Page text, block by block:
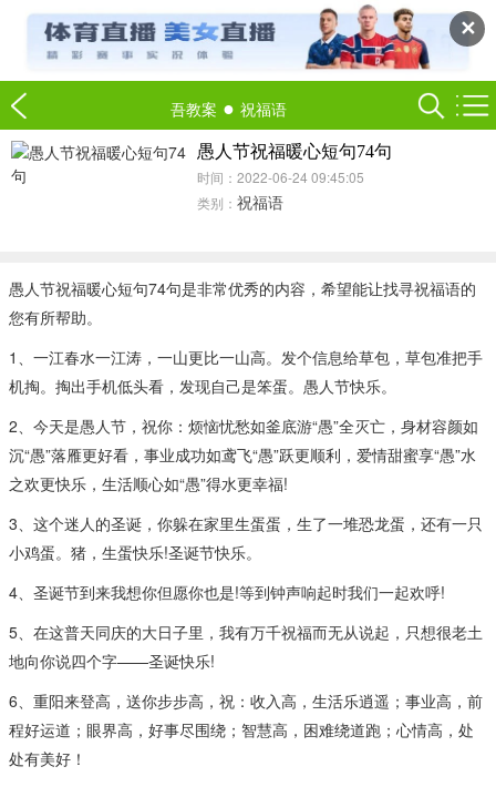
✕
吾教案 ● 祝福语
愚人节祝福暖心短句74句
时间：2022-06-24 09:45:05
类别： 祝福语
愚人节祝福暖心短句74句是非常优秀的内容，希望能让找寻祝福语的
您有所帮助。
1、一江春水一江涛，一山更比一山高。发个信息给草包，草包准把手
机掏。掏出手机低头看，发现自己是笨蛋。愚人节快乐。
2、今天是愚人节，祝你：烦恼忧愁如釜底游“愚”全灭亡，身材容颜如
沉“愚”落雁更好看，事业成功如鸢飞“愚”跃更顺利，爱情甜蜜享“愚”水
之欢更快乐，生活顺心如“愚”得水更幸福!
3、这个迷人的圣诞，你躲在家里生蛋蛋，生了一堆恐龙蛋，还有一只
小鸡蛋。猪，生蛋快乐!圣诞节快乐。
4、圣诞节到来我想你但愿你也是!等到钟声响起时我们一起欢呼!
5、在这普天同庆的大日子里，我有万千祝福而无从说起，只想很老土
地向你说四个字——圣诞快乐!
6、重阳来登高，送你步步高，祝：收入高，生活乐逍遥；事业高，前
程好运道；眼界高，好事尽围绕；智慧高，困难绕道跑；心情高，处
处有美好！